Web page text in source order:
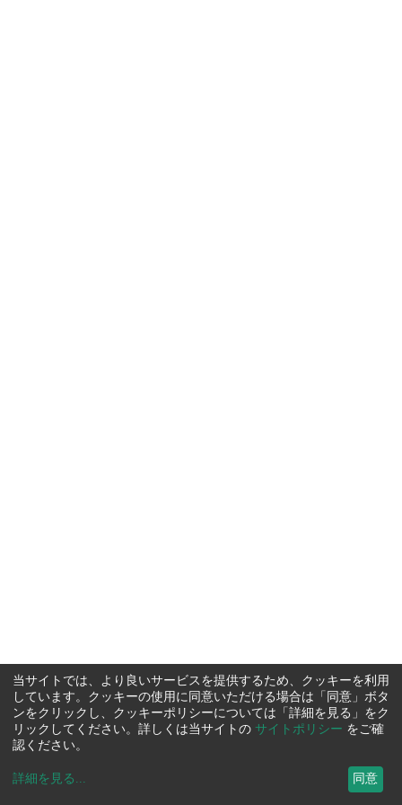
当サイトでは、より良いサービスを提供するため、クッキーを利用
しています。クッキーの使用に同意いただける場合は「同意」ボタ
ンをクリックし、クッキーポリシーについては「詳細を見る」をク
リックしてください。詳しくは当サイトの サイトポリシー をご確
認ください。
詳細を見る ... 同意